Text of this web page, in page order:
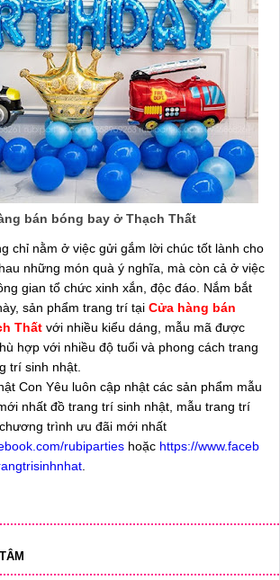
bán bóng bay ở Thạch Thất
chỉ nằm ở việc gửi gắm lời chúc tốt lành cho
những món quà ý nghĩa, mà còn cả ở việc
gian tổ chức xinh xắn, độc đáo. Nắm bắt
sản phẩm trang trí tại Cửa hàng bán
Thất với nhiều kiểu dáng, mẫu mã được
hợp với nhiều độ tuổi và phong cách trang
trí sinh nhật.
Con Yêu luôn cập nhật các sản phẩm mẫu
nhất đồ trang trí sinh nhật, mẫu trang trí
trình ưu đãi mới nhất
rubiparties hoặc https://www.faceb